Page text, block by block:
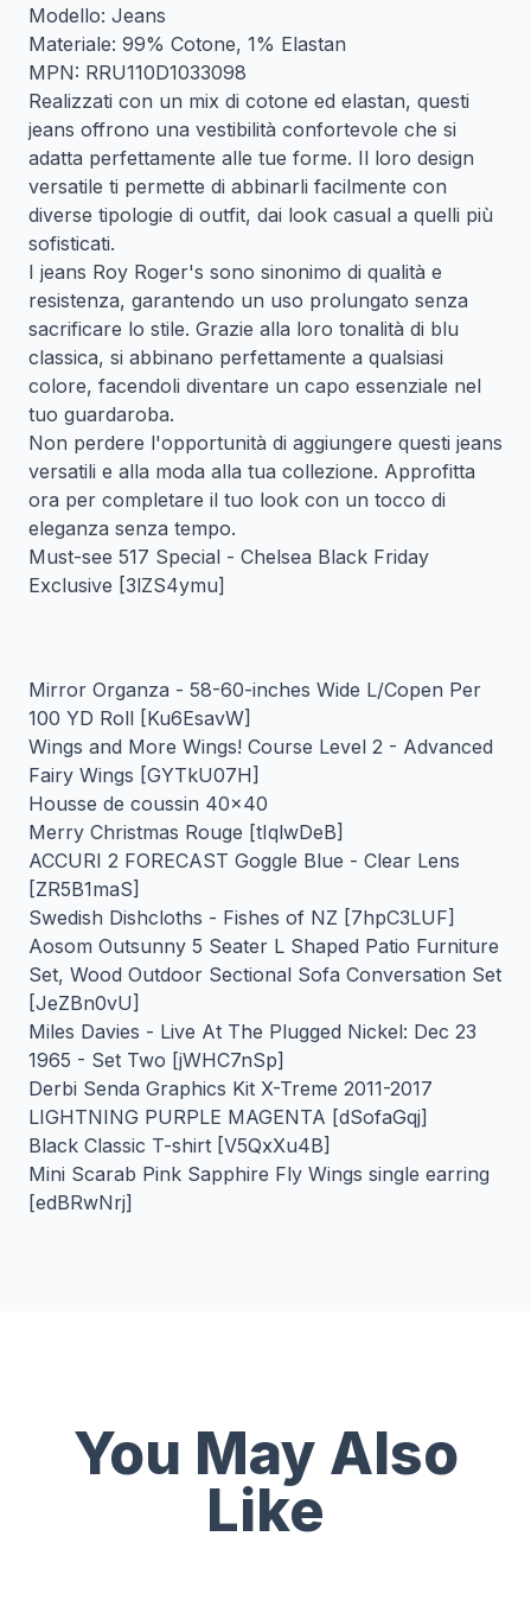
Modello: Jeans
Materiale: 99% Cotone, 1% Elastan
MPN: RRU110D1033098
Realizzati con un mix di cotone ed elastan, questi
jeans offrono una vestibilità confortevole che si
adatta perfettamente alle tue forme. Il loro design
versatile ti permette di abbinarli facilmente con
diverse tipologie di outfit, dai look casual a quelli più
sofisticati.
I jeans Roy Roger's sono sinonimo di qualità e
resistenza, garantendo un uso prolungato senza
sacrificare lo stile. Grazie alla loro tonalità di blu
classica, si abbinano perfettamente a qualsiasi
colore, facendoli diventare un capo essenziale nel
tuo guardaroba.
Non perdere l'opportunità di aggiungere questi jeans
versatili e alla moda alla tua collezione. Approfitta
ora per completare il tuo look con un tocco di
eleganza senza tempo.
Must-see 517 Special - Chelsea Black Friday
Exclusive [3lZS4ymu]
Mirror Organza - 58-60-inches Wide L/Copen Per
100 YD Roll [Ku6EsavW]
Wings and More Wings! Course Level 2 - Advanced
Fairy Wings [GYTkU07H]
Housse de coussin 40x40
Merry Christmas Rouge [tIqlwDeB]
ACCURI 2 FORECAST Goggle Blue - Clear Lens
[ZR5B1maS]
Swedish Dishcloths - Fishes of NZ [7hpC3LUF]
Aosom Outsunny 5 Seater L Shaped Patio Furniture
Set, Wood Outdoor Sectional Sofa Conversation Set
[JeZBn0vU]
Miles Davies - Live At The Plugged Nickel: Dec 23
1965 - Set Two [jWHC7nSp]
Derbi Senda Graphics Kit X-Treme 2011-2017
LIGHTNING PURPLE MAGENTA [dSofaGqj]
Black Classic T-shirt [V5QxXu4B]
Mini Scarab Pink Sapphire Fly Wings single earring
[edBRwNrj]
You May Also
Like